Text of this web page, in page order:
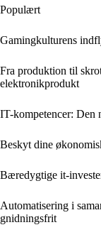
Populært
Gamingkulturens
Fra produktion til
elektronikprodukt
IT-kompetencer: Den
Beskyt dine
Bæredygtige it-
Automatisering i
gnidningsfrit